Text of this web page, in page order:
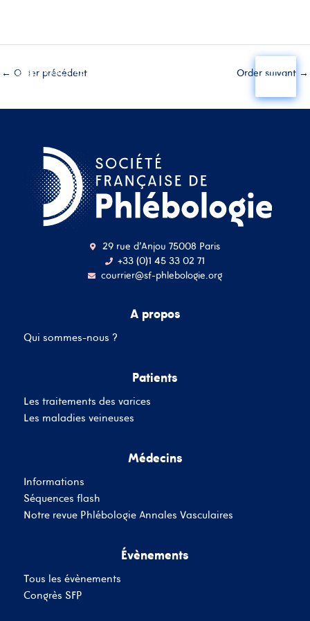
← Order précédent Order suivant →
29 rue d'Anjou 75008 Paris
+33 (0)1 45 33 02 71
courrier@sf-phlebologie.org
A propos
Qui sommes-nous ?
Patients
Les traitements des varices
Les maladies veineuses
Médecins
Informations
Séquences flash
Notre revue Phlébologie Annales Vasculaires
Évènements
Tous les évènements
Congrès SFP
adresse mail
Se souvenir de moi
SE CONNECTER
Inscrivez-Vous